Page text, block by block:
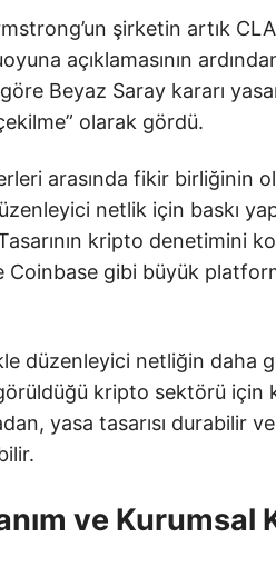
şirketin artık
açıklamasının
Beyaz Saray kararı
olarak gördü.
arasında fikir birliğinin
netlik için baskı
kripto denetimini
Coinbase gibi büyük
düzenleyici netliğin daha
kripto sektörü için
yasa tasarısı durabilir
ve Kurumsal